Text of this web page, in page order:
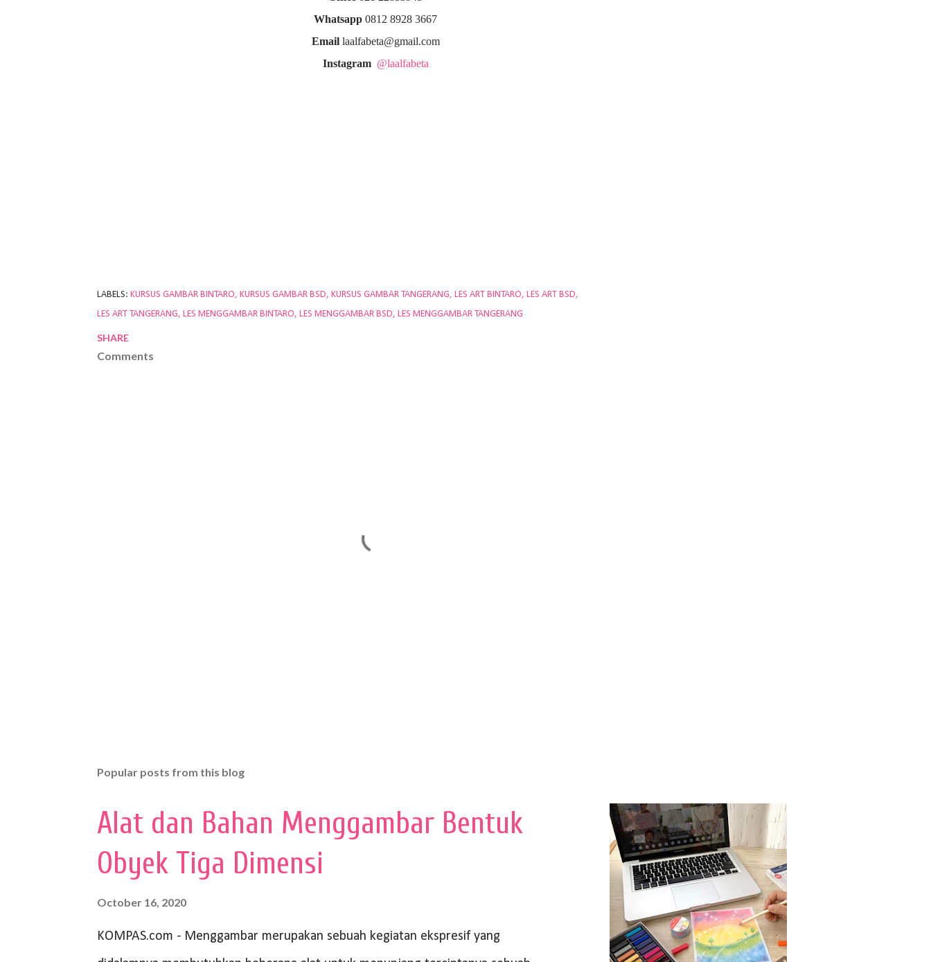
Whatsapp 0812 8928 3667
Emaillaalfabeta@gmail.com
Instagram @laalfabeta
LABELS: KURSUS GAMBAR BINTARO KURSUS GAMBAR BSD KURSUS GAMBAR TANGERANG LES ART BINTARO LES ART BSD
LES ART TANGERANG LES MENGGAMBAR BINTARO LES MENGGAMBAR BSD LES MENGGAMBAR TANGERANG
SHARE
Comments
Popular posts from this blog
Alat dan Bahan Menggambar Bentuk
Obyek Tiga Dimensi
October 16, 2020
KOMPAS.com - Menggambar merupakan sebuah kegiatan ekspresif yang